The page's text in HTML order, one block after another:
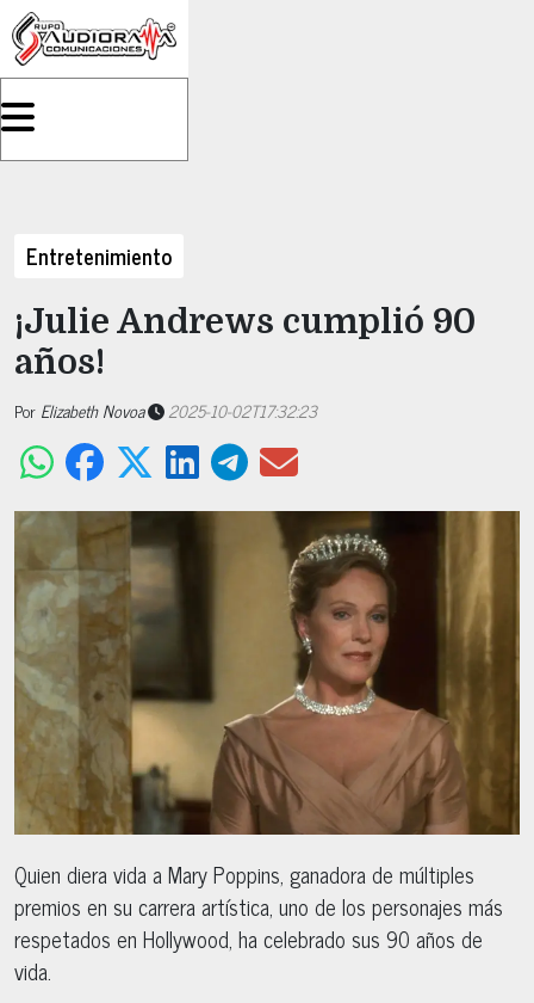
Entretenimiento
¡Julie Andrews cumplió 90
años!
Por Elizabeth Novoa 2025-10-02T17:32:23
Quien diera vida a Mary Poppins, ganadora de múltiples
premios en su carrera artística, uno de los personajes más
respetados en Hollywood, ha celebrado sus 90 años de
vida.